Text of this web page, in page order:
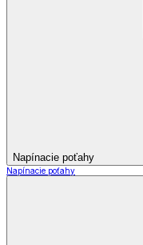
Napínacie poťahy
Napínacie poťahy